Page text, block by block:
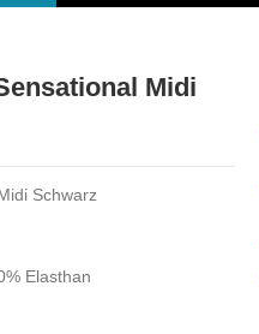
Midi
Schwarz
Elasthan